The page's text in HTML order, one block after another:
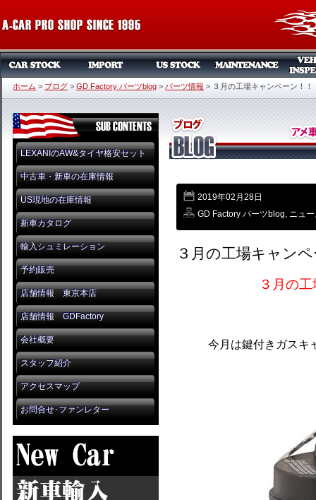
ホーム > ブログ > GD Factory パーツblog > パーツ情報 > ３月の工場キャンペーン！！
LEXANIのAW&タイヤ格安セット
中古車・新車の在庫情報
US現地の在庫情報
新車カタログ
輸入シュミレーション
予約販売
店舗情報 東京本店
店舗情報 GDFactory
会社概要
スタッフ紹介
アクセスマップ
お問合せ･ファンレター
2019年02月28日
GD Factory パーツblog, ニュ
３月の工場キャン
３月の
今月は鍵付きガスキ